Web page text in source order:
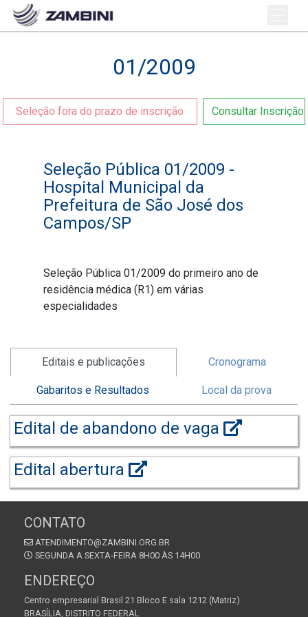
01/2009
Seleção fora do prazo de inscrição Consultar Inscrição
Seleção Pública 01/2009 -
Hospital Municipal da
Prefeitura de São José dos
Campos/SP
Seleção Pública 01/2009 do primeiro ano de
residência médica (R1) em várias
especialidades
Editais e publicações Cronograma
Gabaritos e Resultados Local da prova
Edital de abandono de vaga
Edital abertura
CONTATO
ATENDIMENTO@ZAMBINI.ORG.BR
SEGUNDA A SEXTA-FEIRA 8H00 ÀS 14H00
ENDEREÇO
Centro empresarial Brasil 21 Bloco E sala 1212 (Matriz)
BRASÍLIA, DISTRITO FEDERAL